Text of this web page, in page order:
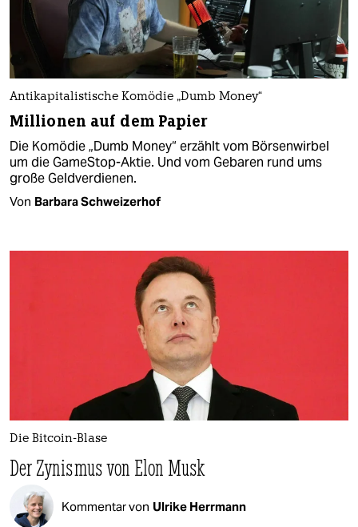
Antikapitalistische Komödie „Dumb Money“
Millionen auf dem Papier
Die Komödie „Dumb Money“ erzählt vom Börsenwirbel
um die GameStop-Aktie. Und vom Gebaren rund ums
große Geldverdienen.
Von Barbara Schweizerhof
Die Bitcoin-Blase
Der Zynismus von Elon Musk
Kommentar von Ulrike Herrmann